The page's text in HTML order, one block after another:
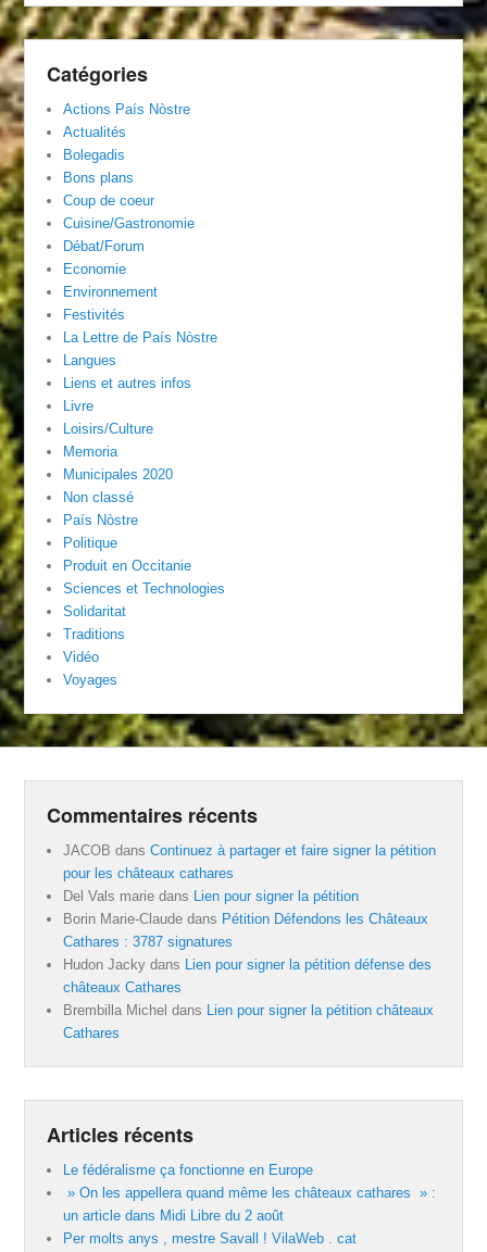
Catégories
Actions País Nòstre
Actualités
Bolegadis
Bons plans
Coup de coeur
Cuisine/Gastronomie
Débat/Forum
Economie
Environnement
Festivités
La Lettre de País Nòstre
Langues
Liens et autres infos
Livre
Loisirs/Culture
Memoria
Municipales 2020
Non classé
País Nòstre
Politique
Produit en Occitanie
Sciences et Technologies
Solidaritat
Traditions
Vidéo
Voyages
Commentaires récents
JACOB dansContinuez à partager et faire signer la pétition
pour les châteaux cathares
Del Vals marie dans Lien pour signer la pétition
Borin Marie-Claude dans Pétition Défendons les Châteaux
Cathares : 3787 signatures
Hudon Jacky dans Lien pour signer la pétition défense des
châteaux Cathares
Brembilla Michel dans Lien pour signer la pétition châteaux
Cathares
Articles récents
Le fédéralisme ça fonctionne en Europe
» On les appellera quand même les châteaux cathares » :
un article dans Midi Libre du 2 août
Per molts anys , mestre Savall ! VilaWeb . cat